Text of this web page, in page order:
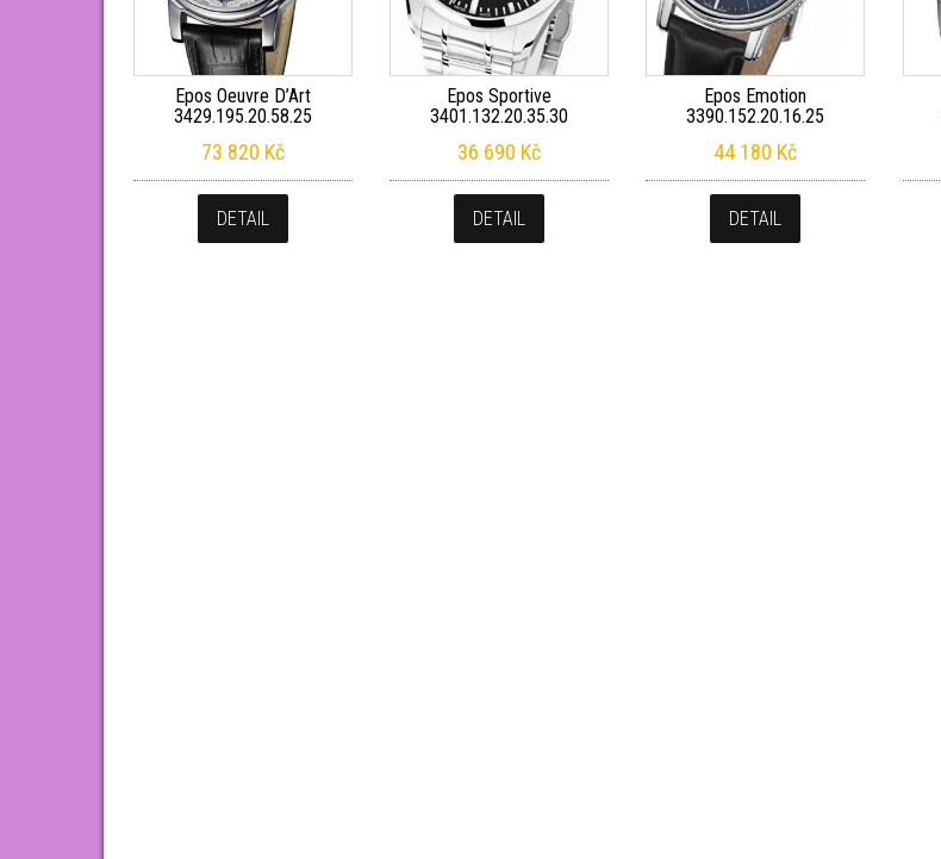
Epos Oeuvre D’Art
3429.195.20.58.25
73 820 Kč
DETAIL
Epos Sportive
3401.132.20.35.30
36 690 Kč
DETAIL
Epos Emotion
3390.152.20.16.25
44 180 Kč
DETAIL